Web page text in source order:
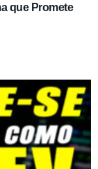
que Promete